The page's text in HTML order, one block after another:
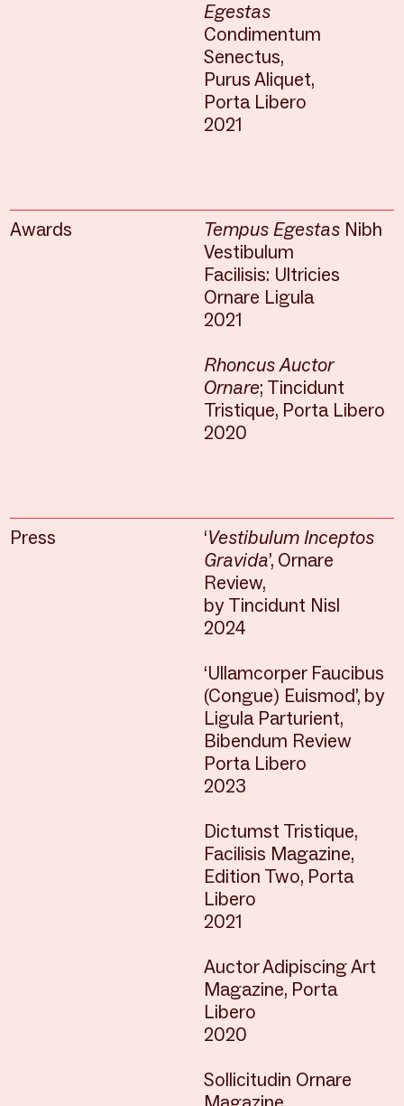
Egestas
Condimentum
Senectus,
Purus Aliquet,
Porta Libero
2021
Awards Tempus Egestas Nibh
Vestibulum
Facilisis: Ultricies
Ornare Ligula
2021
Rhoncus Auctor
Ornare; Tincidunt
Tristique, Porta Libero
2020
Press ‘Vestibulum Inceptos
Gravida’, Ornare
Review,
by Tincidunt Nisl
2024
‘Ullamcorper Faucibus
(Congue) Euismod’, by
Ligula Parturient,
Bibendum Review
Porta Libero
2023
Dictumst Tristique,
Facilisis Magazine,
Edition Two, Porta
Libero
2021
Auctor Adipiscing Art
Magazine, Porta
Libero
2020
Sollicitudin Ornare
Magazine,